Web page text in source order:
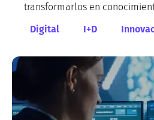
transformarlos en
Digital
I+D